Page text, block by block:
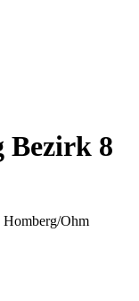
Bezirk 8
Homberg/Ohm